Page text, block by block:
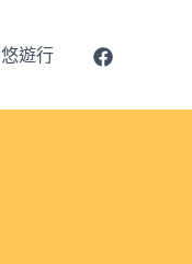
悠遊行